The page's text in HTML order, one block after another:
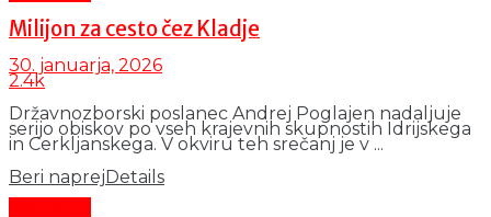
Milijon za cesto čez Kladje
30. januarja, 2026
2.4k
Državnozborski poslanec Andrej Poglajen nadaljuje
serijo obiskov po vseh krajevnih skupnostih Idrijskega
in Cerkljanskega. V okviru teh srečanj je v ...
Beri naprej Details